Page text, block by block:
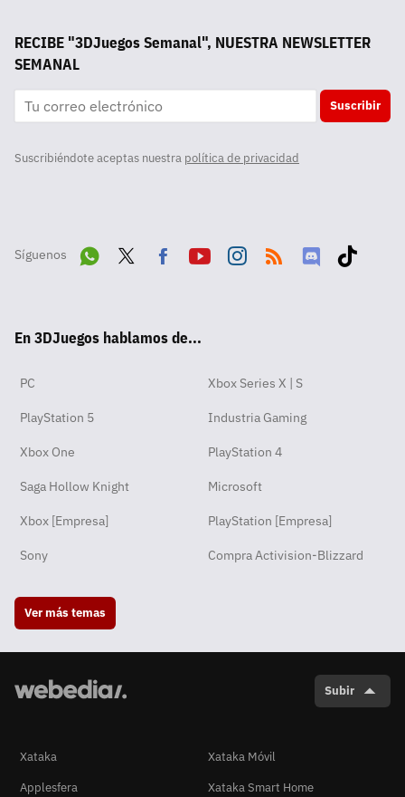
RECIBE "3DJuegos Semanal", NUESTRA NEWSLETTER
SEMANAL
Suscribir
Suscribiéndote aceptas nuestra política de privacidad
Síguenos
pp
ok
En 3DJuegos hablamos de...
PC Xbox Series X | S
PlayStation 5 Industria Gaming
Xbox One PlayStation 4
Saga Hollow Knight Microsoft
Xbox [Empresa] PlayStation [Empresa]
Sony Compra Activision-Blizzard
Ver más temas
Subir
Xataka
Xataka Móvil
Applesfera
Xataka Smart Home